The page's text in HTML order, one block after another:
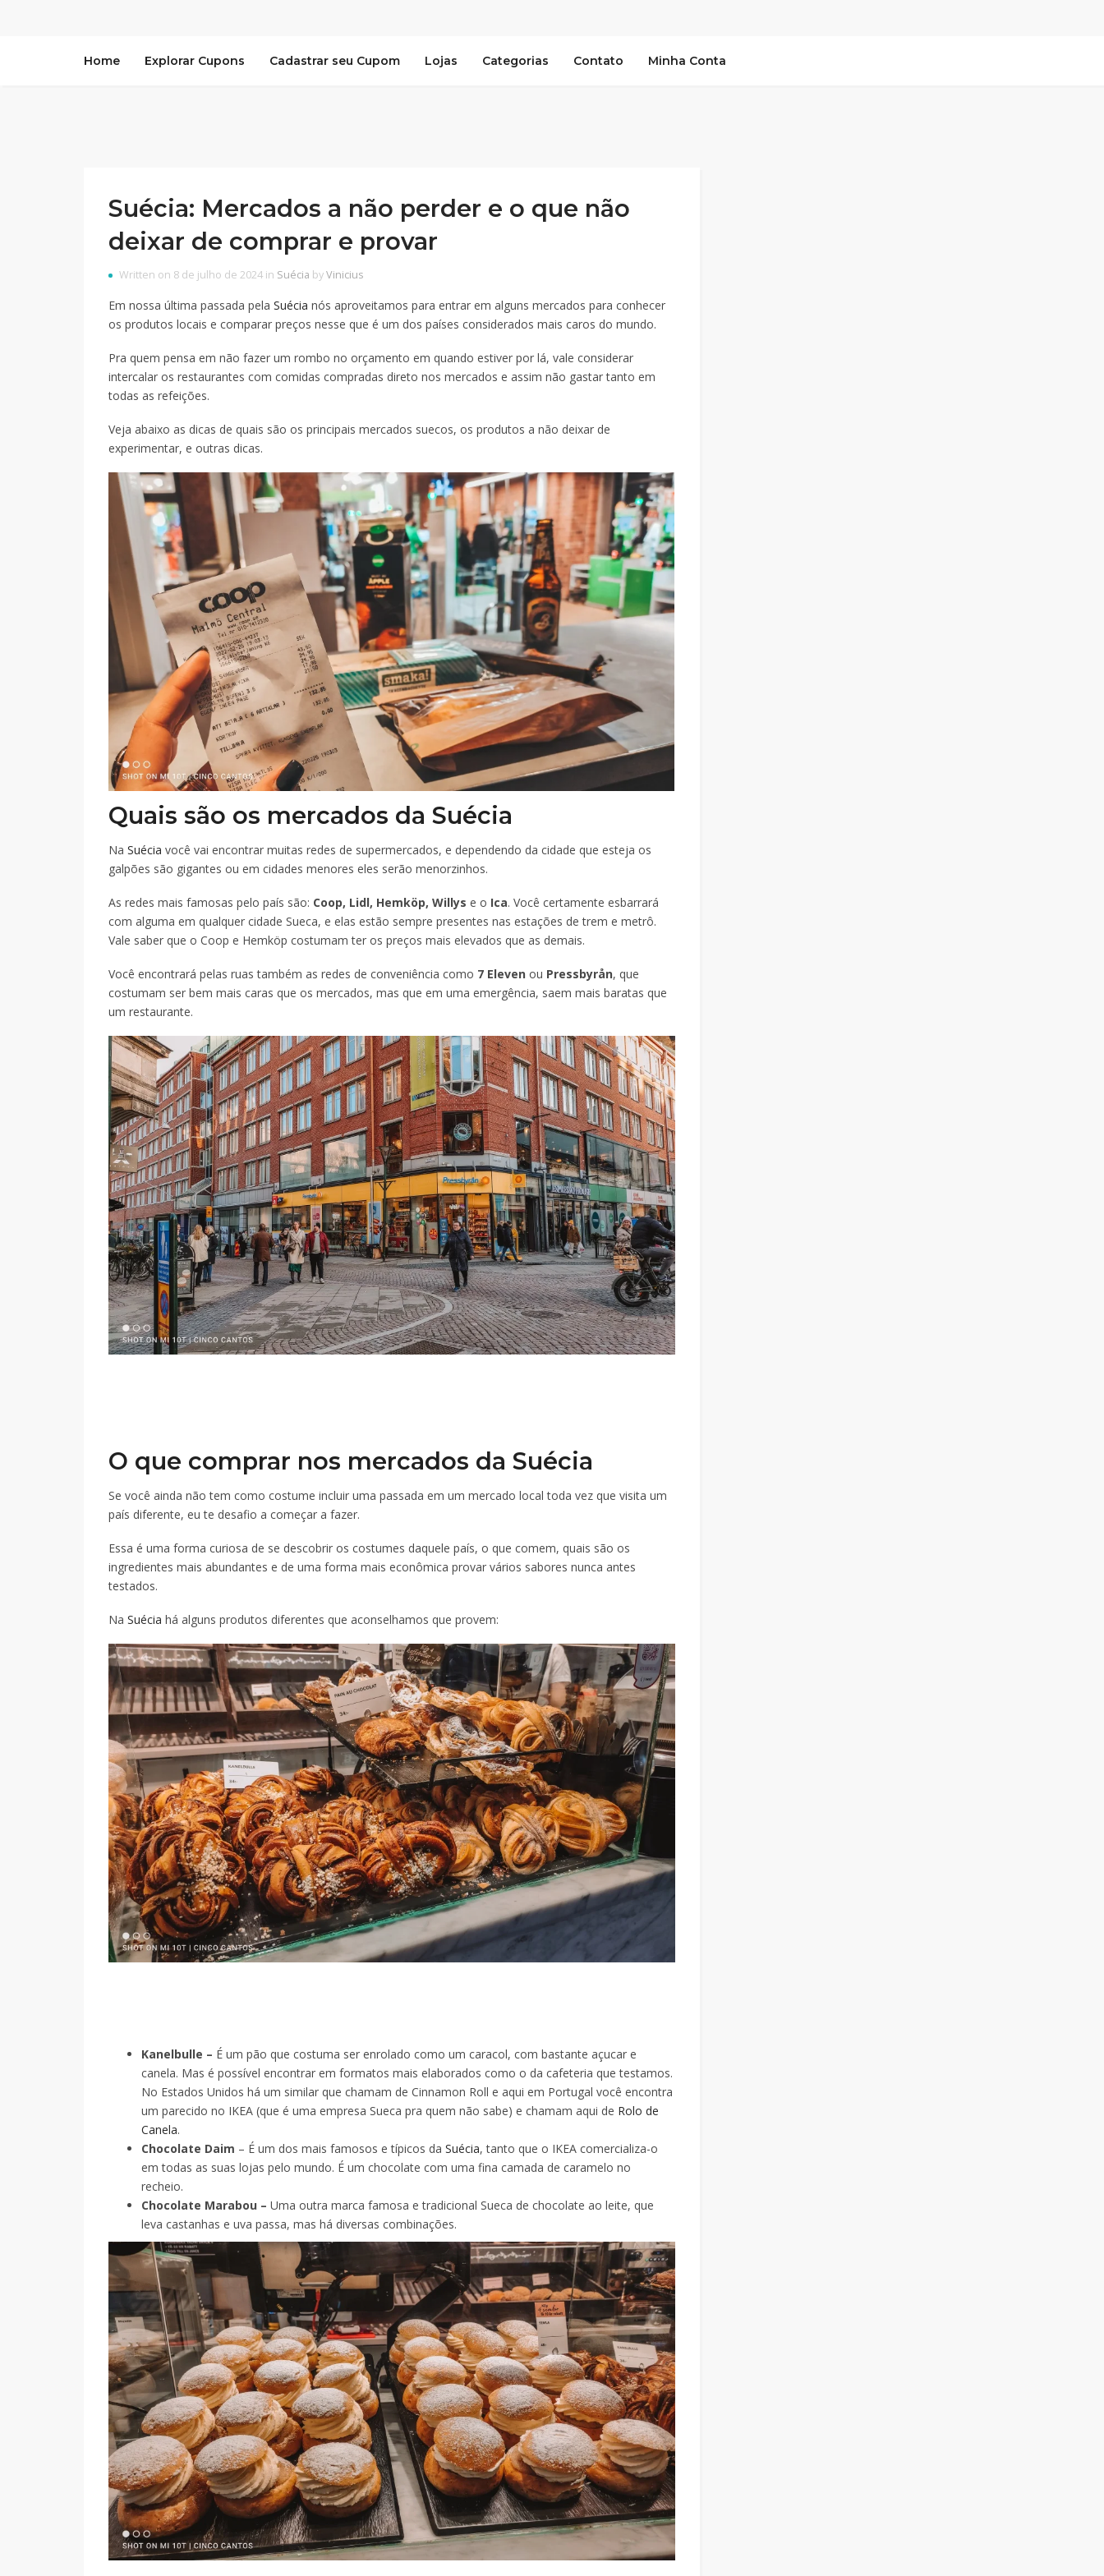
Home Explorar Cupons Cadastrar seu Cupom Lojas Categorias Contato Minha Conta
Suécia: Mercados a não perder e o que não
deixar de comprar e provar
Written on 8 de julho de 2024 in Suécia byVinicius
Em nossa última passada pela Suécia nós aproveitamos para entrar em alguns mercados para conhecer
os produtos locais e comparar preços nesse que é um dos países considerados mais caros do mundo.
Pra quem pensa em não fazer um rombo no orçamento em quando estiver por lá, vale considerar
intercalar os restaurantes com comidas compradas direto nos mercados e assim não gastar tanto em
todas as refeições.
Veja abaixo as dicas de quais são os principais mercados suecos, os produtos a não deixar de
experimentar, e outras dicas.
Quais são os mercados da Suécia
Na Suécia você vai encontrar muitas redes de supermercados, e dependendo da cidade que esteja os
galpões são gigantes ou em cidades menores eles serão menorzinhos.
As redes mais famosas pelo país são: Coop, Lidl, Hemköp, Willys e o Ica. Você certamente esbarrará
com alguma em qualquer cidade Sueca, e elas estão sempre presentes nas estações de trem e metrô.
Vale saber que o Coop e Hemköp costumam ter os preços mais elevados que as demais.
Você encontrará pelas ruas também as redes de conveniência como 7 Eleven ou Pressbyrån, que
costumam ser bem mais caras que os mercados, mas que em uma emergência, saem mais baratas que
um restaurante.
O que comprar nos mercados da Suécia
Se você ainda não tem como costume incluir uma passada em um mercado local toda vez que visita um
país diferente, eu te desafio a começar a fazer.
Essa é uma forma curiosa de se descobrir os costumes daquele país, o que comem, quais são os
ingredientes mais abundantes e de uma forma mais econômica provar vários sabores nunca antes
testados.
Na Suécia há alguns produtos diferentes que aconselhamos que provem:
Kanelbulle – É um pão que costuma ser enrolado como um caracol, com bastante açucar e
canela. Mas é possível encontrar em formatos mais elaborados como o da cafeteria que testamos.
No Estados Unidos há um similar que chamam de Cinnamon Roll e aqui em Portugal você encontra
um parecido no IKEA (que é uma empresa Sueca pra quem não sabe) e chamam aqui de Rolo de
Canela.
Chocolate Daim – É um dos mais famosos e típicos da Suécia, tanto que o IKEA comercializa-o
em todas as suas lojas pelo mundo. É um chocolate com uma fina camada de caramelo no
recheio.
Chocolate Marabou – Uma outra marca famosa e tradicional Sueca de chocolate ao leite, que
leva castanhas e uva passa, mas há diversas combinações.